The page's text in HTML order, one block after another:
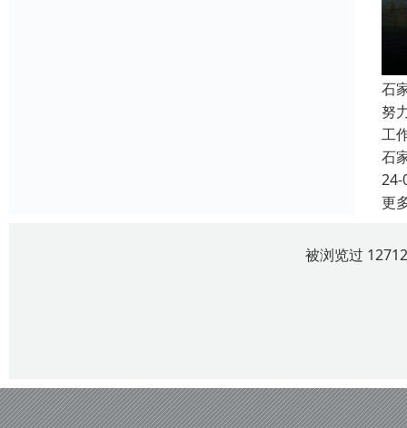
石
努
工
石
24-
更
被浏览过